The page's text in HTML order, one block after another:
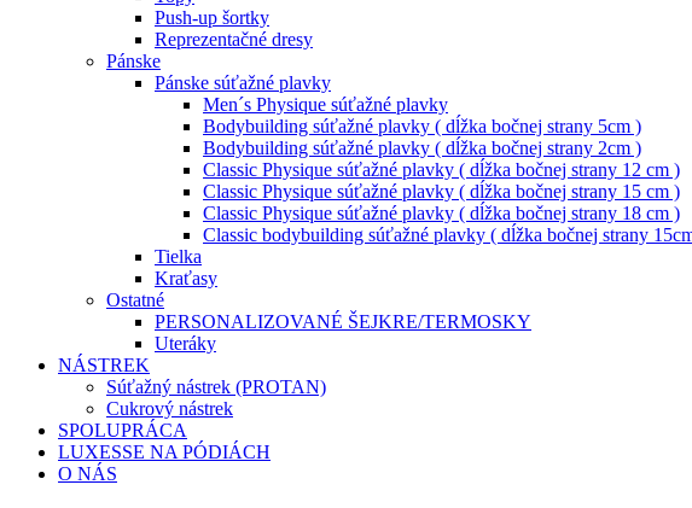
Push-up šortky
Reprezentačné dresy
Pánske
Pánske súťažné plavky
Men´s Physique súťažné plavky
Bodybuilding súťažné plavky ( dĺžka bočnej strany 5cm )
Bodybuilding súťažné plavky ( dĺžka bočnej strany 2cm )
Classic Physique súťažné plavky ( dĺžka bočnej strany 12 cm )
Classic Physique súťažné plavky ( dĺžka bočnej strany 15 cm )
Classic Physique súťažné plavky ( dĺžka bočnej strany 18 cm )
Classic bodybuilding súťažné plavky ( dĺžka bočnej strany
Tielka
Kraťasy
Ostatné
PERSONALIZOVANÉ ŠEJKRE/TERMOSKY
Uteráky
NÁSTREK
Súťažný nástrek (PROTAN)
Cukrový nástrek
SPOLUPRÁCA
LUXESSE NA PÓDIÁCH
O NÁS